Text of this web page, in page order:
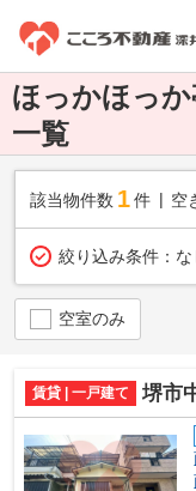
ほっかほっ
一覧
該当物件数 1件 空
絞り込み条件： な
空室のみ
賃貸 | 一戸建て 堺市